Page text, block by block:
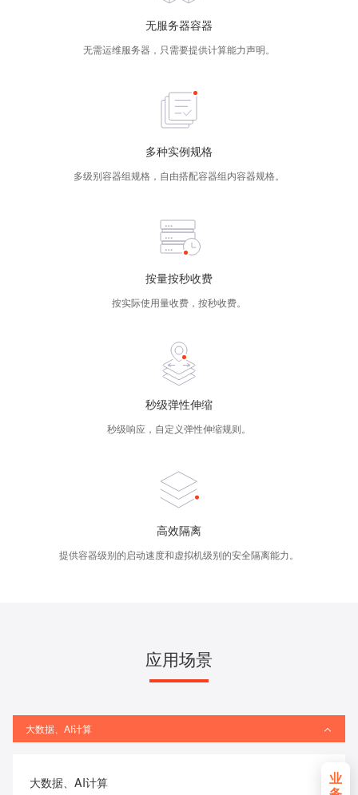
业
无服务器容器
无需运维服务器，只需要提供计算能力声明。
多种实例规格
多级别容器组规格，自由搭配容器组内容器规格。
按量按秒收费
按实际使用量收费，按秒收费。
秒级弹性伸缩
秒级响应，自定义弹性伸缩规则。
高效隔离
提供容器级别的启动速度和虚拟机级别的安全隔离能力。
应用场景
大数据、AI计算
大数据、AI计算